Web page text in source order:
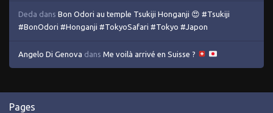
Deda dans Bon Odori au temple Tsukiji Honganji 😍 #Tsukiji
#BonOdori #Honganji #TokyoSafari #Tokyo #Japon
Angelo Di Genova dans Me voilà arrivé en Suisse ?
Pages